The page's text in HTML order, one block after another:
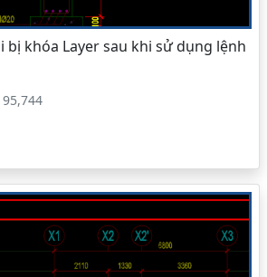
bị khóa Layer sau khi sử dụng lệnh
95,744